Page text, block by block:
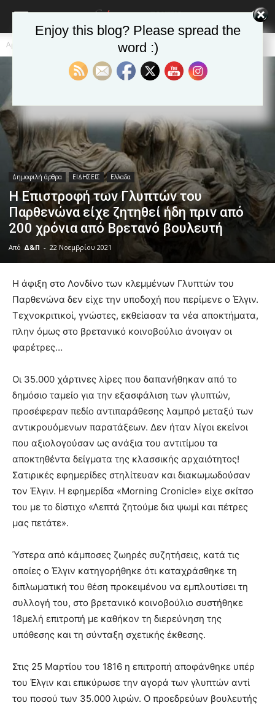
Αρχική
Δημοφιλή άρθρα ΕΙΔΗΣΕΙΣ Ελλαδα
Η Επιστροφή των Γλυπτών του
Παρθενώνα είχε ζητηθεί ήδη πριν από
200 χρόνια από Βρετανό βουλευτή
Από Δ&Π - 22 Νοεμβρίου 2021
lesbians
very
cam
show.desi
xxx
teaches
you
the
meaning
pain.
pornhun
porn
Η άφιξη στο Λονδίνο των κλεμμένων Γλυπτών του
Παρθενώνα δεν είχε την υποδοχή που περίμενε ο Έλγιν.
Τεχνοκριτικοί, γνώστες, εκθείασαν τα νέα αποκτήματα,
πλην όμως στο βρετανικό κοινοβούλιο άνοιγαν οι
φαρέτρες…
Οι 35.000 χάρτινες λίρες που δαπανήθηκαν από το
δημόσιο ταμείο για την εξασφάλιση των γλυπτών,
προσέφεραν πεδίο αντιπαράθεσης λαμπρό μεταξύ των
αντικρουόμενων παρατάξεων. Δεν ήταν λίγοι εκείνοι
που αξιολογούσαν ως ανάξια του αντιτίμου τα
αποκτηθέντα δείγματα της κλασσικής αρχαιότητος!
Σατιρικές εφημερίδες στηλίτευαν και διακωμωδούσαν
τον Έλγιν. Η εφημερίδα «Morning Cronicle» είχε σκίτσο
του με το δίστιχο «Λεπτά ζητούμε δια ψωμί και πέτρες
μας πετάτε».
Ύστερα από κάμποσες ζωηρές συζητήσεις, κατά τις
οποίες ο Έλγιν κατηγορήθηκε ότι καταχράσθηκε τη
διπλωματική του θέση προκειμένου να εμπλουτίσει τη
συλλογή του, στο βρετανικό κοινοβούλιο συστήθηκε
18μελή επιτροπή με καθήκον τη διερεύνηση της
υπόθεσης και τη σύνταξη σχετικής έκθεσης.
Στις 25 Μαρτίου του 1816 η επιτροπή αποφάνθηκε υπέρ
του Έλγιν και επικύρωσε την αγορά των γλυπτών αντί
του ποσού των 35.000 λιρών. Ο προεδρεύων βουλευτής
Enjoy this blog? Please spread the
word :)